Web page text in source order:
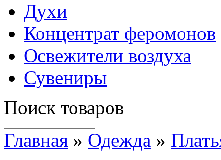
Духи
Концентрат феромонов
Освежители воздуха
Сувениры
Поиск товаров
Главная » Одежда »